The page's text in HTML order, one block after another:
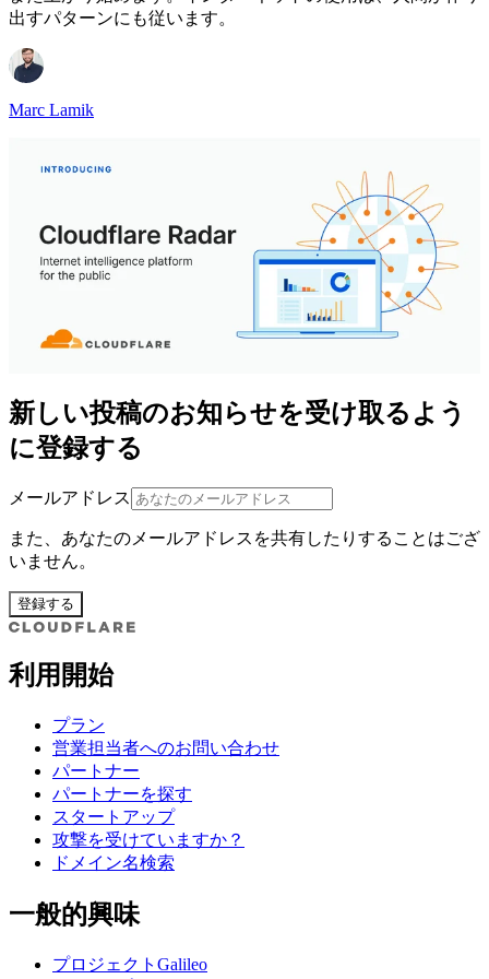
出すパターンにも従います。
Marc Lamik
新しい投稿のお知らせを受け取るよう
に登録する
メールアドレス
また、あなたのメールアドレスを共有したりすることはござ
いません。
登録する
利用開始
プラン
営業担当者へのお問い合わせ
パートナー
パートナーを探す
スタートアップ
攻撃を受けていますか？
ドメイン名検索
一般的興味
プロジェクトGalileo